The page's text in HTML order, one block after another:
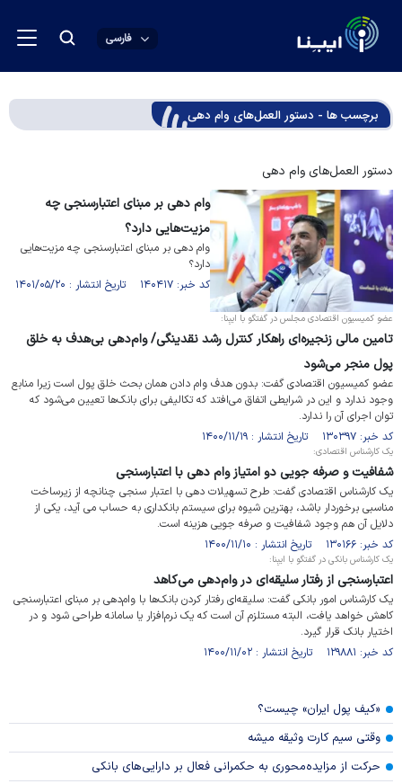
فارسی
برچسب ها - دستور العمل‌های وام دهی
دستور العمل‌های وام دهی
وام دهی بر مبنای اعتبارسنجی چه
مزیت‌هایی دارد؟
وام دهی بر مبنای اعتبارسنجی چه مزیت‌هایی
دارد؟
کد خبر: ۱۴۰۴۱۷ تاریخ انتشار : ۱۴۰۱/۰۵/۲۰
عضو کمیسیون اقتصادی مجلس در گفتگو با ایبِنا:
تامین مالی زنجیره‌ای راهکار کنترل رشد نقدینگی/ وام‌دهی بی‌هدف به خلق
پول منجر می‌شود
عضو کمیسیون اقتصادی گفت: بدون هدف وام دادن همان بحث خلق پول است زیرا منابع
وجود ندارد و این در شرایطی اتفاق می‌افتد که تکالیفی برای بانک‌ها تعیین می‌شود که
توان اجرای آن را ندارد.
کد خبر: ۱۳۰۳۹۷ تاریخ انتشار : ۱۴۰۰/۱۱/۱۹
یک کارشناس اقتصادی:
شفافیت و صرفه جویی دو امتیاز وام دهی با اعتبارسنجی
یک کارشناس اقتصادی گفت: طرح تسهیلات دهی با اعتبار سنجی چنانچه از زیرساخت
مناسبی برخوردار باشد، بهترین شیوه برای سیستم بانکداری به حساب می آید، یکی از
دلایل آن هم وجود شفافیت و صرفه جویی هزینه است.
کد خبر: ۱۳۰۱۶۶ تاریخ انتشار : ۱۴۰۰/۱۱/۱۰
یک کارشناس بانکی در گفتگو با ایبِنا:
اعتبارسنجی از رفتار سلیقه‌ای در وام‌دهی می‌کاهد
یک کارشناس امور بانکی گفت: سلیقه‌ای رفتار کردن بانک‌ها با وام‌دهی بر مبنای اعتبارسنجی
کاهش خواهد یافت، البته مستلزم آن است که یک نرم‌افزار یا سامانه طراحی شود و در
اختیار بانک قرار گیرد.
کد خبر: ۱۲۹۸۸۱ تاریخ انتشار : ۱۴۰۰/۱۱/۰۲
«کیف پول ایران» چیست؟
وقتی سیم کارت وثیقه میشه
حرکت از مزایده‌محوری به حکمرانی فعال بر دارایی‌های بانکی